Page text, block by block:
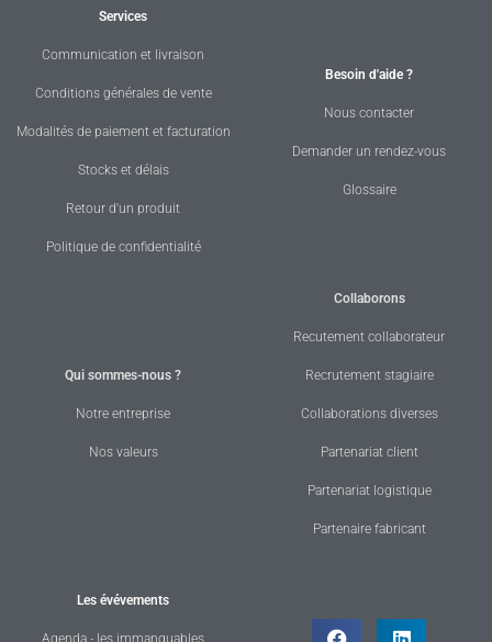
Services
Communication et livraison
Conditions générales de vente
Modalités de paiement et facturation
Stocks et délais
Retour d'un produit
Politique de confidentialité
Besoin d'aide ?
Nous contacter
Demander un rendez-vous
Glossaire
Qui sommes-nous ?
Notre entreprise
Nos valeurs
Collaborons
Recutement collaborateur
Recrutement stagiaire
Collaborations diverses
Partenariat client
Partenariat logistique
Partenaire fabricant
Les évévements
Agenda - les immanquables